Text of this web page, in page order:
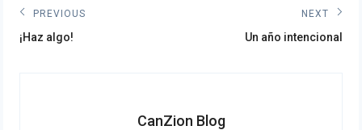
Navegación
de
PREVIOUS
Previous
¡Haz algo!
NEXT
Next
Un año intencional
CanZion Blog